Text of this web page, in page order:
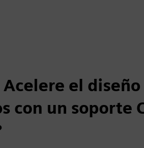
Acelere el
con un soporte